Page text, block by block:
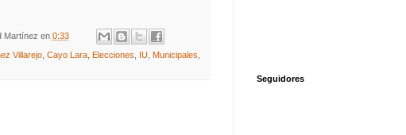
Martínez en 0:33
Villarejo Cayo Lara Elecciones IU Municipales
Seguidores